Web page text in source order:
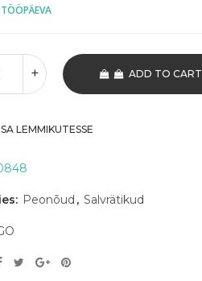
ADD TO CART
LEMMIKUTESSE
Peonõud , Salvrätikud